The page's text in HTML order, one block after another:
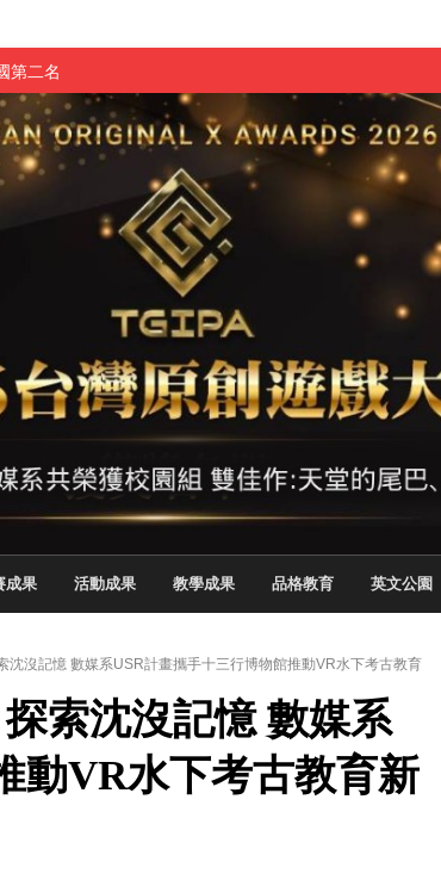
第二名
馨對談 傳遞品格與智慧力量
新星
代
作
英文組佳作
爐
金融時代的跨域新局
勢
白金獎
秀獎
出具體舊建築再利用提案
競賽嶄露頭角
生會全國賽勇奪佳績
逐夢啟航
成果 活動成果 教學成果 品格教育 英文公園
沈沒記憶 數媒系USR計畫攜手十三行博物館推動VR水下考古教育
探索沈沒記憶 數媒系
動VR水下考古教育新